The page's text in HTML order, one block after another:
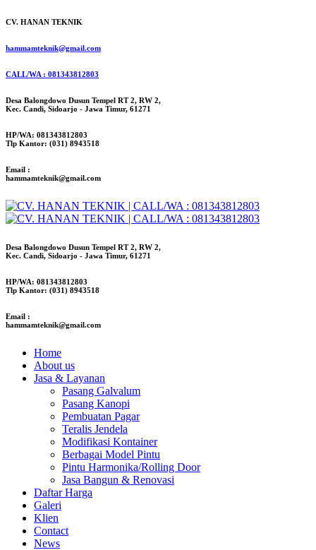
CV. HANAN TEKNIK
hammamteknik@gmail.com
CALL/WA : 081343812803
Desa Balongdowo Dusun Tempel RT 2, RW 2,
Kec. Candi, Sidoarjo - Jawa Timur, 61271
HP/WA: 081343812803
Tlp Kantor: (031) 8943518
Email :
hammamteknik@gmail.com
Desa Balongdowo Dusun Tempel RT 2, RW 2,
Kec. Candi, Sidoarjo - Jawa Timur, 61271
HP/WA: 081343812803
Tlp Kantor: (031) 8943518
Email :
hammamteknik@gmail.com
Home
About us
Jasa & Layanan
Pasang Galvalum
Pasang Kanopi
Pembuatan Pagar
Teralis Jendela
Modifikasi Kontainer
Berbagai Model Pintu
Pintu Harmonika/Rolling Door
Jasa Bangun & Renovasi
Daftar Harga
Galeri
Klien
Contact
News